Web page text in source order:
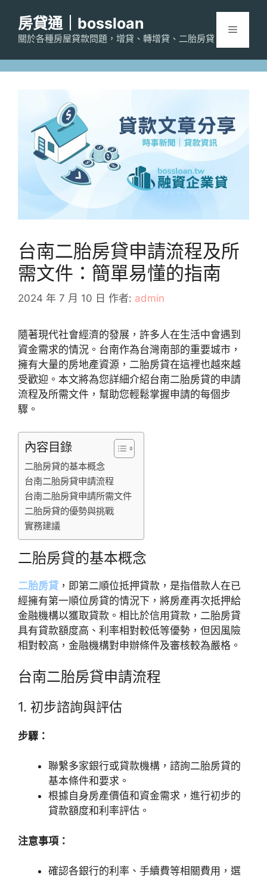
房貸通｜bossloan
關於各種房屋貸款問題，增貸、轉增貸、二胎房貸
選
台南二胎房貸申請流程及所
需文件：簡單易懂的指南
2024 年 7 月 10 日 作者: admin
隨著現代社會經濟的發展，許多人在生活中會遇到
資金需求的情況。台南作為台灣南部的重要城市，
擁有大量的房地產資源，二胎房貸在這裡也越來越
受歡迎。本文將為您詳細介紹台南二胎房貸的申請
流程及所需文件，幫助您輕鬆掌握申請的每個步
驟。
內容目錄
二胎房貸的基本概念
台南二胎房貸申請流程
台南二胎房貸申請所需文件
二胎房貸的優勢與挑戰
實務建議
二胎房貸的基本概念
二胎房貸 ，即第二順位抵押貸款，是指借款人在已
經擁有第一順位房貸的情況下，將房產再次抵押給
金融機構以獲取貸款。相比於信用貸款，二胎房貸
具有貸款額度高、利率相對較低等優勢，但因風險
相對較高，金融機構對申辦條件及審核較為嚴格。
台南二胎房貸申請流程
1. 初步諮詢與評估
步驟：
聯繫多家銀行或貸款機構，諮詢二胎房貸的
基本條件和要求。
根據自身房產價值和資金需求，進行初步的
貸款額度和利率評估。
注意事項：
確認各銀行的利率、手續費等相關費用，選